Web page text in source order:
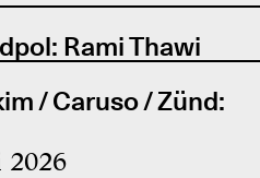
Rami Thawi
/ Caruso / Zünd:
2026